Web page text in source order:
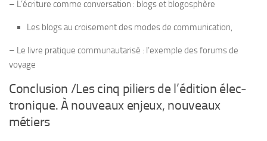
– L’écriture comme conver­sa­tion : blogs et blogosphère
Les blogs au croi­se­ment des modes de communication,
– Le livre pra­tique com­mu­nau­ta­risé : l’exemple des forums de
voyage
Conclu­sion /​Les cinq piliers de l’édition élec­
tro­nique. À nou­veaux enjeux, nou­veaux
métiers